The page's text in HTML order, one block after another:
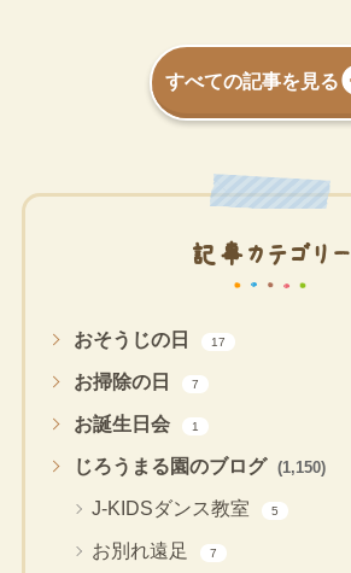
すべての記事を見る
記事カテゴリー
おそうじの日 17
お掃除の日 7
お誕生日会 1
じろうまる園のブログ (1,150)
J-KIDSダンス教室 5
お別れ遠足 7